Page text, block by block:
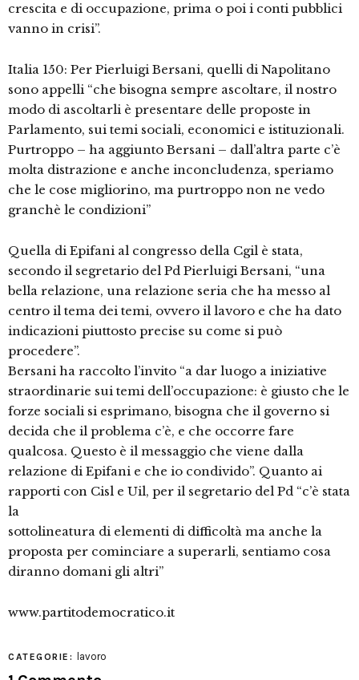
crescita e di occupazione, prima o poi i conti pubblici
vanno in crisi”.
Italia 150: Per Pierluigi Bersani, quelli di Napolitano
sono appelli “che bisogna sempre ascoltare, il nostro
modo di ascoltarli è presentare delle proposte in
Parlamento, sui temi sociali, economici e istituzionali.
Purtroppo – ha aggiunto Bersani – dall’altra parte c’è
molta distrazione e anche inconcludenza, speriamo
che le cose migliorino, ma purtroppo non ne vedo
granchè le condizioni”
Quella di Epifani al congresso della Cgil è stata,
secondo il segretario del Pd Pierluigi Bersani, “una
bella relazione, una relazione seria che ha messo al
centro il tema dei temi, ovvero il lavoro e che ha dato
indicazioni piuttosto precise su come si può
procedere”.
Bersani ha raccolto l’invito “a dar luogo a iniziative
straordinarie sui temi dell’occupazione: è giusto che le
forze sociali si esprimano, bisogna che il governo si
decida che il problema c’è, e che occorre fare
qualcosa. Questo è il messaggio che viene dalla
relazione di Epifani e che io condivido”. Quanto ai
rapporti con Cisl e Uil, per il segretario del Pd “c’è stata
la
sottolineatura di elementi di difficoltà ma anche la
proposta per cominciare a superarli, sentiamo cosa
diranno domani gli altri”
www.partitodemocratico.it
CATEGORIE: lavoro